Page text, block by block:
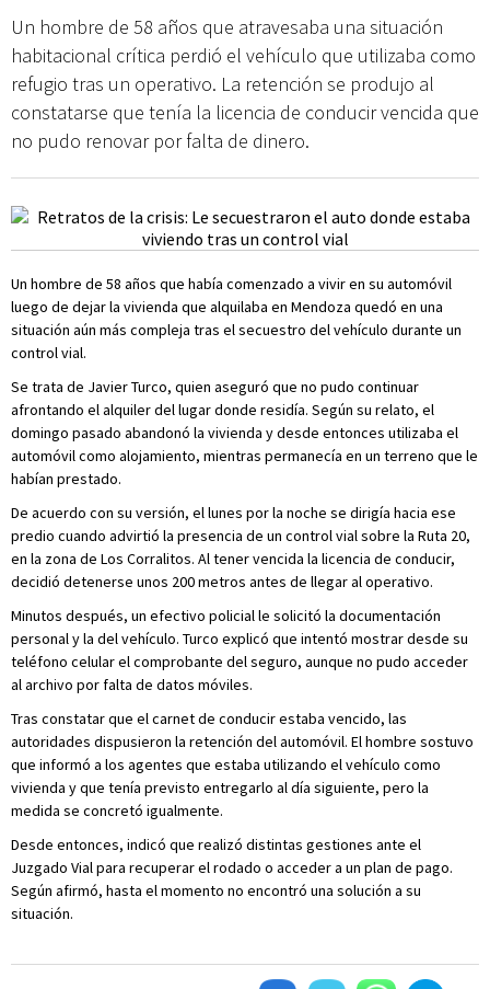
Un hombre de 58 años que atravesaba una situación
habitacional crítica perdió el vehículo que utilizaba como
refugio tras un operativo. La retención se produjo al
constatarse que tenía la licencia de conducir vencida que
no pudo renovar por falta de dinero.
Un hombre de 58 años que había comenzado a vivir en su automóvil
luego de dejar la vivienda que alquilaba en Mendoza quedó en una
situación aún más compleja tras el secuestro del vehículo durante un
control vial.
Se trata de Javier Turco, quien aseguró que no pudo continuar
afrontando el alquiler del lugar donde residía. Según su relato, el
domingo pasado abandonó la vivienda y desde entonces utilizaba el
automóvil como alojamiento, mientras permanecía en un terreno que le
habían prestado.
De acuerdo con su versión, el lunes por la noche se dirigía hacia ese
predio cuando advirtió la presencia de un control vial sobre la Ruta 20,
en la zona de Los Corralitos. Al tener vencida la licencia de conducir,
decidió detenerse unos 200 metros antes de llegar al operativo.
Minutos después, un efectivo policial le solicitó la documentación
personal y la del vehículo. Turco explicó que intentó mostrar desde su
teléfono celular el comprobante del seguro, aunque no pudo acceder
al archivo por falta de datos móviles.
Tras constatar que el carnet de conducir estaba vencido, las
autoridades dispusieron la retención del automóvil. El hombre sostuvo
que informó a los agentes que estaba utilizando el vehículo como
vivienda y que tenía previsto entregarlo al día siguiente, pero la
medida se concretó igualmente.
Desde entonces, indicó que realizó distintas gestiones ante el
Juzgado Vial para recuperar el rodado o acceder a un plan de pago.
Según afirmó, hasta el momento no encontró una solución a su
situación.